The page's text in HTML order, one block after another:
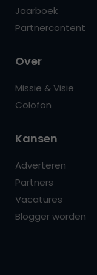
Jaarboek
Partnercontent
Over
Missie & Visie
Colofon
Kansen
Adverteren
Partners
Vacatures
Blogger worden